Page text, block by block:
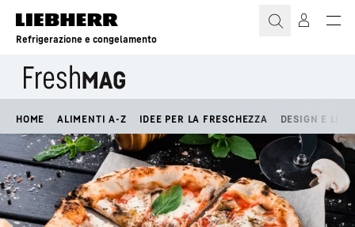
Refrigerazione e congelamento
HOME ALIMENTI A-Z IDEE PER LA FRESCHEZZA DESIGN E